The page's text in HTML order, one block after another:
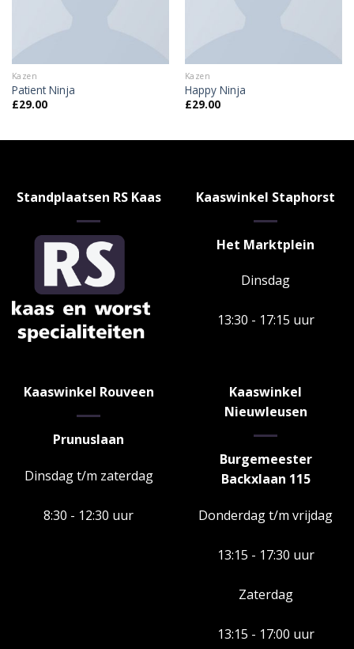
Kazen
Patient Ninja
£29.00
Kazen
Happy Ninja
£29.00
Standplaatsen RS Kaas Kaaswinkel Staphorst
Het Marktplein
Dinsdag
13:30 - 17:15 uur
Kaaswinkel Rouveen
Prunuslaan
Dinsdag t/m zaterdag
8:30 - 12:30 uur
Kaaswinkel
Nieuwleusen
Burgemeester
Backxlaan 115
Donderdag t/m vrijdag
13:15 - 17:30 uur
Zaterdag
13:15 - 17:00 uur